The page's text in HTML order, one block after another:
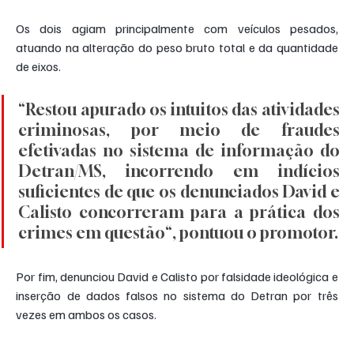
Os dois agiam principalmente com veículos pesados,
atuando na alteração do peso bruto total e da quantidade
de eixos.
“Restou apurado os intuitos das atividades
criminosas, por meio de fraudes
efetivadas no sistema de informação do
Detran/MS, incorrendo em indícios
suficientes de que os denunciados David e
Calisto concorreram para a prática dos
crimes em questão“, pontuou o promotor.
Por fim, denunciou David e Calisto por falsidade ideológica e
inserção de dados falsos no sistema do Detran por três
vezes em ambos os casos.